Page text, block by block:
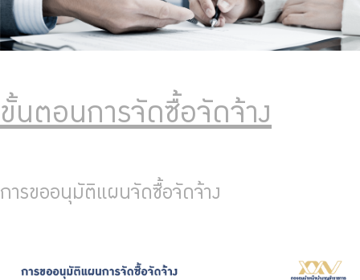
บริการสมาชิก
ลงทุน
การบริหารความเสี่ยง
รายงานผลการดำเนินงาน
จัดซื้อจัดจ้าง
ขั้นตอนการจัดซื้อจัดจ้าง
การขออนุมัติแผนจัดซื้อจัดจ้าง